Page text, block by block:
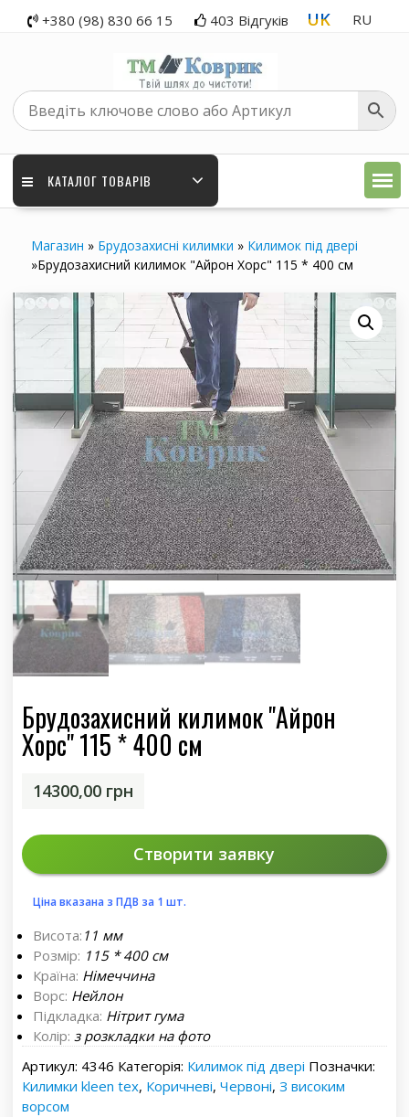
Перейти
+380 (98) 830 66 15 403 Відгуків UK RU
КАТАЛОГ ТОВАРІВ
Магазин » Брудозахисні килимки » Килимок під двері
»Брудозахисний килимок "Айрон Хорс" 115 * 400 см
Брудозахисний килимок "Айрон
Хорс" 115 * 400 см
14300,00 грн
Створити заявку
Ціна вказана з ПДВ за 1 шт.
Висота: 11 мм
Розмір: 115 * 400 см
Країна: Німеччина
Ворс: Нейлон
Підкладка: Нітрит гума
Колір: з розкладки на фото
Артикул: 4346 Категорія: Килимок під двері Позначки:
Килимки kleen tex, Коричневі, Червоні, З високим
ворсом